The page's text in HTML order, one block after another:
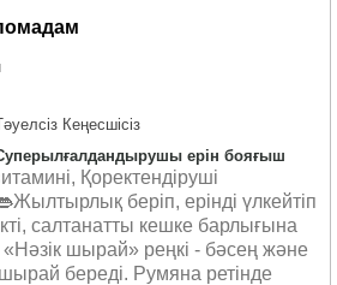
Кеңесшісіз
ерін бояғыш
Қоректендіруші
беріп, ерінді үлкейтіп
салтанатты кешке барлығына
«Нәзік шырай» реңкі - бәсең және
береді. Румяна ретінде